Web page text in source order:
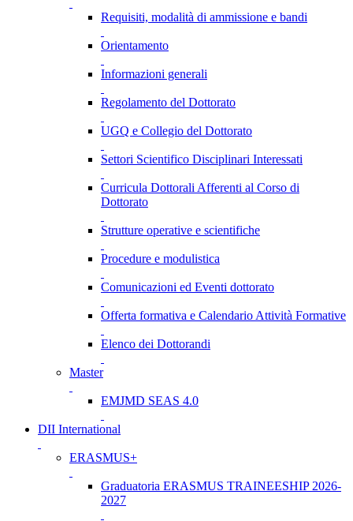
Requisiti, modalità di ammissione e bandi
Orientamento
Informazioni generali
Regolamento del Dottorato
UGQ e Collegio del Dottorato
Settori Scientifico Disciplinari Interessati
Curricula Dottorali Afferenti al Corso di
Dottorato
Strutture operative e scientifiche
Procedure e modulistica
Comunicazioni ed Eventi dottorato
Offerta formativa e Calendario Attività Formative
Elenco dei Dottorandi
Master
EMJMD SEAS 4.0
DII International
ERASMUS+
Graduatoria ERASMUS TRAINEESHIP 2026-
2027